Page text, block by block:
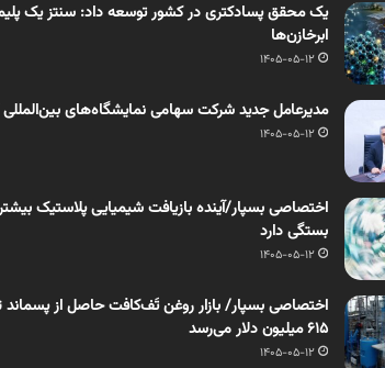
یک محقق پسادکتری در کشور توسعه داد: سنتز یک
ابرخازن‌ها
1405-05-12
مدیرعامل جدید شرکت سهامی نمایشگاه‌های
1405-05-12
اختصاصی بسپار/آینده بازیافت شیمیایی پلاستیک بیشتر
بستگی دارد
1405-05-12
۶۱۵ میلیون دلار می‌رسد
1405-05-12